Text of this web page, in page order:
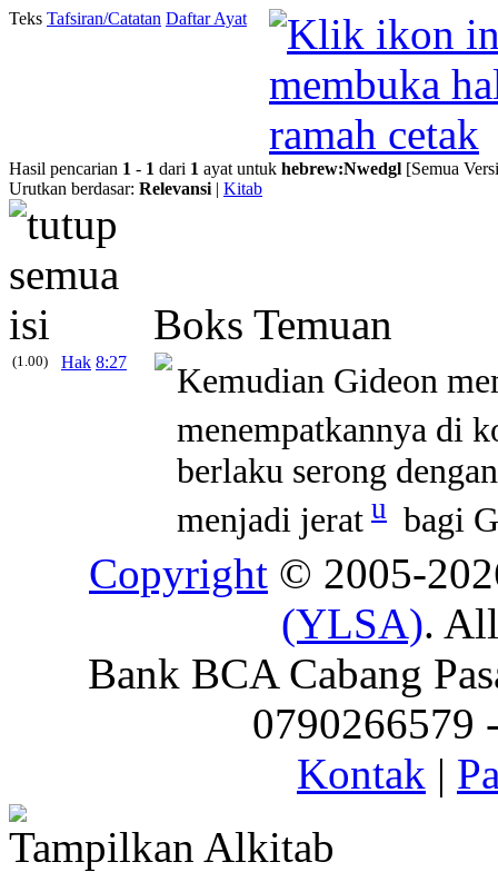
Teks Tafsiran/Catatan Daftar Ayat
Hasil pencarian 1 - 1 dari 1 ayat untuk hebrew:Nwedgl [Semua
Urutkan berdasar: Relevansi | Kitab
Boks Temuan
(1.00) Hak 8:27
Kemudian Gideon
menempatkannya di
berlaku serong
menjadi jerat u bagi
Copyright © 2005-
(YLSA).
Bank BCA Cabang
0790266579
Kontak |
Tampilkan Alkitab